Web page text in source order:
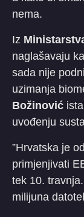
nema.
​Iz
naglašavaju
sada nije
uzimanja
Božinović
uvođenju
​”Hrvatska je
primjenjivati
tek 10.
milijuna